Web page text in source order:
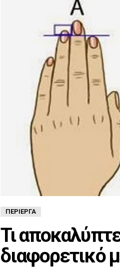
ΠΕΡΊΕΡΓΑ
Τι
διαφορετικό